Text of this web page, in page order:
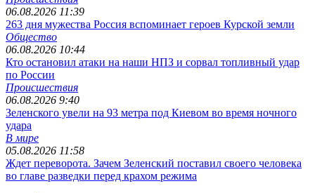
06.08.2026 11:39
263 дня мужества Россия вспоминает героев Курской земли
Общество
06.08.2026 10:44
Кто остановил атаки на наши НПЗ и сорвал топливный удар
по России
Происшествия
06.08.2026 9:40
Зеленского увели на 93 метра под Киевом во время ночного
удара
В мире
05.08.2026 11:58
Ждет переворота. Зачем Зеленский поставил своего человека
во главе разведки перед крахом режима